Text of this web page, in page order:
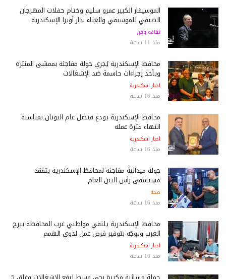
الموسيقار الكبير عمرو سليم وختام حفلات المهرجان
الصيفي للموسيقي والغناء بدار أوبرا الإسكندرية
ثقافة وفن
منذ 11 ساعة
محافظ الإسكندرية يُجري جولة مفاجئة بممشى المنتزه
ويأخذ إجراءات حاسمة ضد الإشغالات
اخبار اسكندرية
منذ 16 ساعة
محافظ الإسكندرية يودع قنصل عام اليونان بمناسبة
انتهاء فترة عمله
اخبار اسكندرية
منذ 16 ساعة
جولة ميدانية مفاجئة لمحافظ الإسكندرية يتفقد
مستشفى رأس التين العام
صحة
منذ 16 ساعة
محافظ الإسكندرية يلتقي مواطني غرب المحافظة ببرج
العرب ويوجّه بتوفير فرص عمل لذوي الهمم
اخبار اسكندرية
منذ 16 ساعة